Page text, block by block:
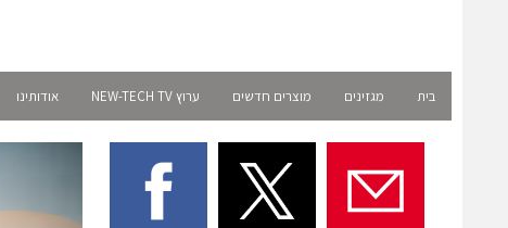
בית מגזינים מוצרים חדשים ערוץ NEW-TECH TV אודותינו